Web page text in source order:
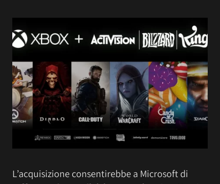
L’acquisizione consentirebbe a Microsoft di